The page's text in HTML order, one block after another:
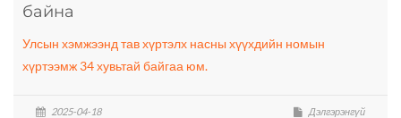
байна
Улсын хэмжээнд тав хүртэлх насны хүүхдийн номын
хүртээмж 34 хувьтай байгаа юм.
2025-04-18 Дэлгэрэнгүй